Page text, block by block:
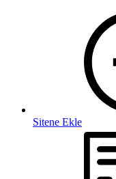
Sitene Ekle